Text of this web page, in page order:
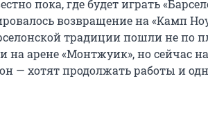
пока, где будет играть
возвращение на «Камп
традиции пошли не по
на арене «Монтжуик», но сейчас
— хотят продолжать работы и